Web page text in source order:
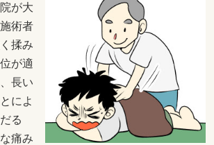
が大
術者
揉み
が適
長い
によ
る
痛み